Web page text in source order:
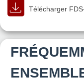
Télécharger